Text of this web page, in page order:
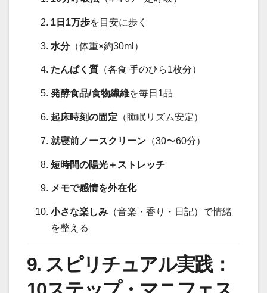
1日1万歩を目安に歩く
水分（体重×約30ml）
たんぱく質 （各食 手のひら1枚分）
発酵食品/食物繊維を毎日1品
起床時刻の固定 （睡眠リズム安定）
就寝前ノースクリーン （30〜60分）
短時間の陽光＋ストレッチ
メモで感情を外在化
小さな楽しみ （音楽・香り・日記）で情緒
を整える
9. スピリチュアル実践：